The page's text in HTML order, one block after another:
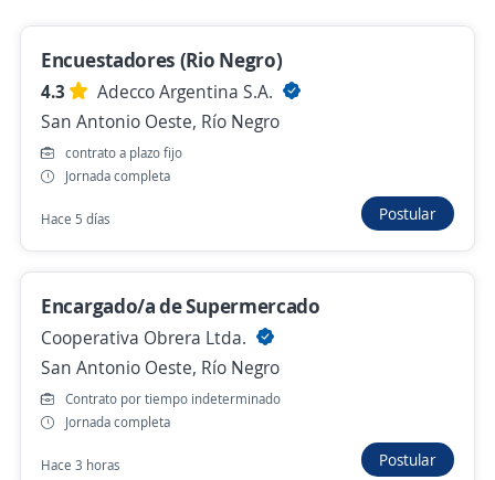
Bariloche, Río Negro
Ayer
Ayudante de cocina para evento / Bariloche
/ Eventual
Runner para armado de evento / Bariloche
/ Eventual
4,3
ManpowerGroup
Bariloche, Río Negro
Ayer
Encuestadores (Rio Negro)
4.3
Adecco Argentina S.A.
San Antonio Oeste, Río Negro
contrato a plazo fijo
Jornada completa
Hace 5 días Postular
Encargado/a de Supermercado
Cooperativa Obrera Ltda.
San Antonio Oeste, Río Negro
Contrato por tiempo indeterminado
Jornada completa
Hace 3 horas Postular